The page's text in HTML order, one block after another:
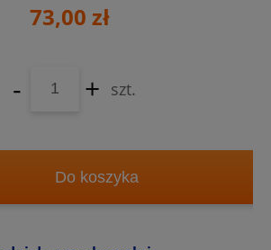
73,00 zł
- + szt.
Do koszyka